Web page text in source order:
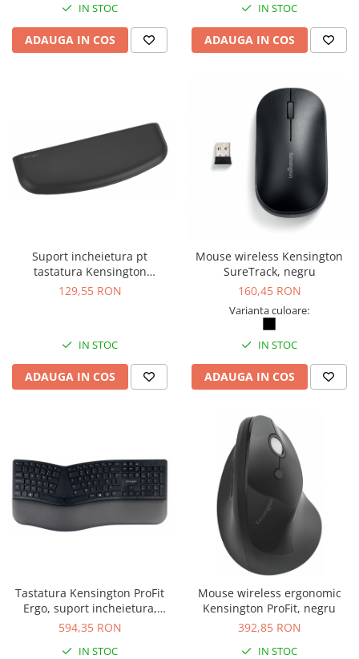
IN STOC
ADAUGA IN COS
IN STOC
ADAUGA IN COS
Suport incheietura pt
tastatura Kensington
ErgoSoft, slim, negru
129,55 RON
IN STOC
ADAUGA IN COS
Mouse wireless Kensington
SureTrack, negru
160,45 RON
Varianta culoare:
IN STOC
ADAUGA IN COS
Tastatura Kensington ProFit
Ergo, suport incheietura,
wireless, negru
594,35 RON
IN STOC
Mouse wireless ergonomic
Kensington ProFit, negru
392,85 RON
IN STOC